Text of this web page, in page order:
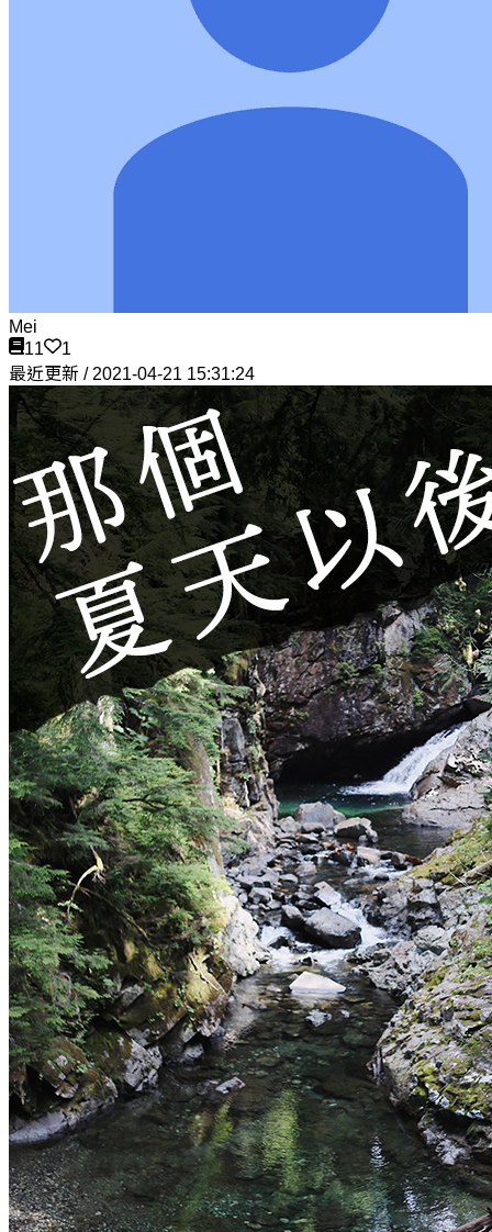
Mei
11
1
最近更新 / 2021-04-21 15:31:24